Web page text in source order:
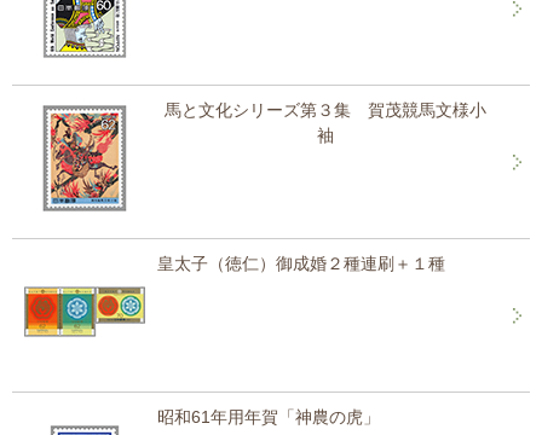
馬と文化シリーズ第３集 賀茂競馬文様小
袖
皇太子（徳仁）御成婚２種連刷＋１種
昭和61年用年賀「神農の虎」